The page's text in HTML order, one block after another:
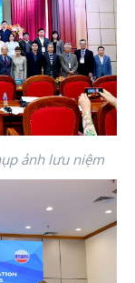
ảnh lưu niệm